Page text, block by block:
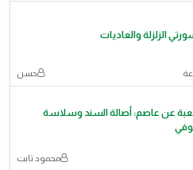
الزلزلة والعاديات
حسن
عن عاصم: أصالة السند وسلاسة
محمود ثابت